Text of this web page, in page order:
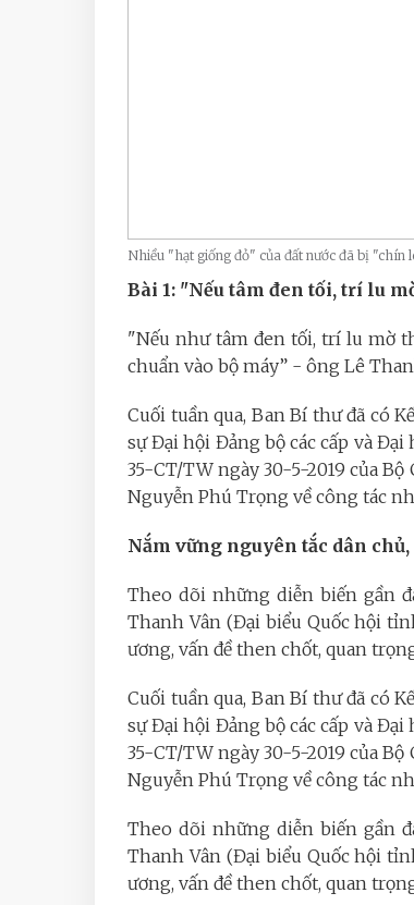
Nhiều "hạt giống đỏ" của đất nước đã bị "chín
Bài 1: "Nếu tâm đen tối, trí lu
"Nếu như tâm đen tối, trí lu mờ
chuẩn vào bộ máy” - ông Lê
Cuối tuần qua, Ban Bí thư đã có
sự Đại hội Đảng bộ các cấp và
35-CT/TW ngày 30-5-2019 của
Nguyễn Phú Trọng về công tác
Nắm vững nguyên tắc dân
Theo dõi những diễn biến gần
Thanh Vân (Đại biểu Quốc hội
ương, vấn đề then chốt, quan
Cuối tuần qua, Ban Bí thư đã có
sự Đại hội Đảng bộ các cấp và
35-CT/TW ngày 30-5-2019 của
Nguyễn Phú Trọng về công tác
Theo dõi những diễn biến gần
Thanh Vân (Đại biểu Quốc hội
ương, vấn đề then chốt, quan